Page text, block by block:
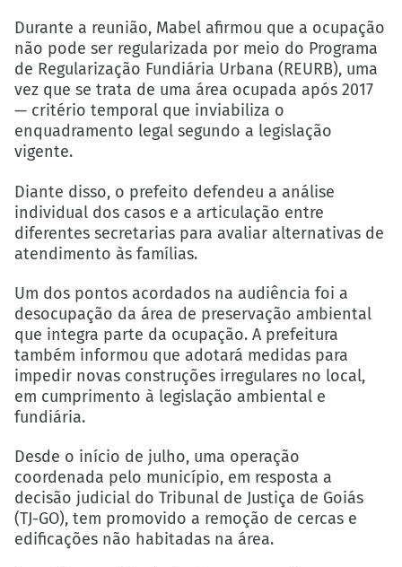
Durante a reunião, Mabel afirmou que a ocupação
não pode ser regularizada por meio do Programa
de Regularização Fundiária Urbana (REURB), uma
vez que se trata de uma área ocupada após 2017
— critério temporal que inviabiliza o
enquadramento legal segundo a legislação
vigente.
Diante disso, o prefeito defendeu a análise
individual dos casos e a articulação entre
diferentes secretarias para avaliar alternativas de
atendimento às famílias.
Um dos pontos acordados na audiência foi a
desocupação da área de preservação ambiental
que integra parte da ocupação. A prefeitura
também informou que adotará medidas para
impedir novas construções irregulares no local,
em cumprimento à legislação ambiental e
fundiária.
Desde o início de julho, uma operação
coordenada pelo município, em resposta a
decisão judicial do Tribunal de Justiça de Goiás
(TJ-GO), tem promovido a remoção de cercas e
edificações não habitadas na área.